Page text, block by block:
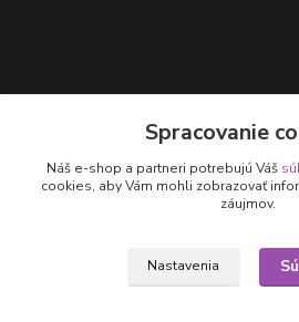
+421 905 531 251
Spracovanie
Náš e-shop a partneri potrebujú Váš
cookies, aby Vám mohli zobrazovať
záujmov.
Nastavenia